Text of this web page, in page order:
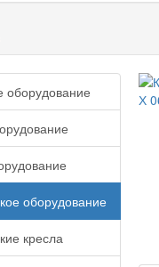
оборудование
оборудование
кресла